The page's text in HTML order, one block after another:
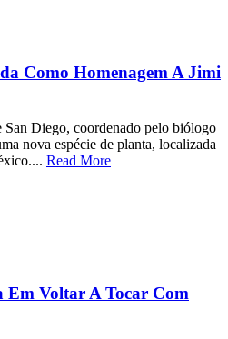
Como Homenagem A Jimi
Diego, coordenado pelo biólogo
nova espécie de planta, localizada
Read More
Em Voltar A Tocar Com